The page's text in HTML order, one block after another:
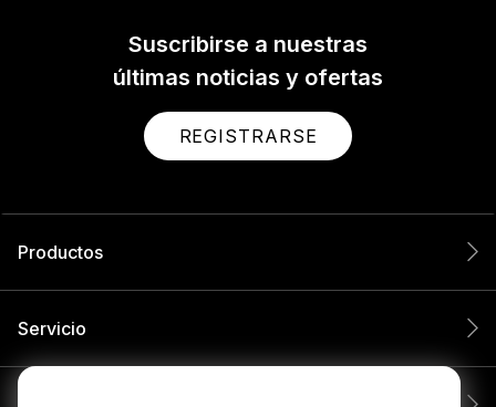
Suscribirse a nuestras
últimas noticias y ofertas
REGISTRARSE
Productos
Servicio